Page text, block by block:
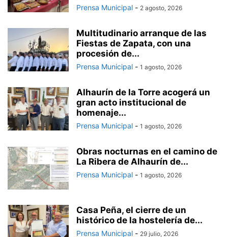
Prensa Municipal - 2 agosto, 2026
Multitudinario arranque de las
Fiestas de Zapata, con una
procesión de...
Prensa Municipal - 1 agosto, 2026
Alhaurín de la Torre acogerá un
gran acto institucional de
homenaje...
Prensa Municipal - 1 agosto, 2026
Obras nocturnas en el camino de
La Ribera de Alhaurín de...
Prensa Municipal - 1 agosto, 2026
Casa Peña, el cierre de un
histórico de la hostelería de...
Prensa Municipal - 29 julio, 2026